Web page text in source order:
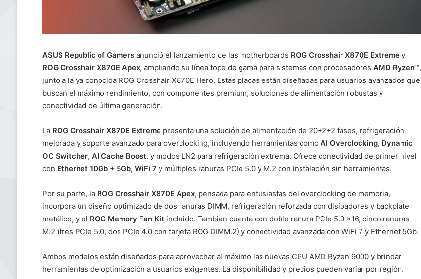
ASUS Republic of Gamersanunció el lanzamiento de las motherboards ROG Crosshair X870E Extremey
ROG Crosshair X870E Apex, ampliando su línea tope de gama para sistemas con procesadores AMD Ryzen™,
junto a la ya conocida ROG Crosshair X870E Hero. Estas placas están diseñadas para usuarios avanzados que
buscan el máximo rendimiento, con componentes premium, soluciones de alimentación robustas y
conectividad de última generación.
La ROG Crosshair X870E Extremepresenta una solución de alimentación de 20+2+2 fases, refrigeración
mejorada y soporte avanzado para overclocking, incluyendo herramientas como AI Overclocking, Dynamic
OC Switcher, AI Cache Boost, y modos LN2 para refrigeración extrema. Ofrece conectividad de primer nivel
con Ethernet 10Gb + 5Gb, WiFi 7 y múltiples ranuras PCIe 5.0 y M.2 con instalación sin herramientas.
Por su parte, la ROG Crosshair X870E Apex, pensada para entusiastas del overclocking de memoria,
incorpora un diseño optimizado de dos ranuras DIMM, refrigeración reforzada con disipadores y backplate
metálico, y el ROG Memory Fan Kit incluido. También cuenta con doble ranura PCIe 5.0 x16, cinco ranuras
M.2 (tres PCIe 5.0, dos PCIe 4.0 con tarjeta ROG DIMM.2) y conectividad avanzada con WiFi 7 y Ethernet 5Gb.
Ambos modelos están diseñados para aprovechar al máximo las nuevas CPU AMD Ryzen 9000 y brindar
herramientas de optimización a usuarios exigentes. La disponibilidad y precios pueden variar por región.